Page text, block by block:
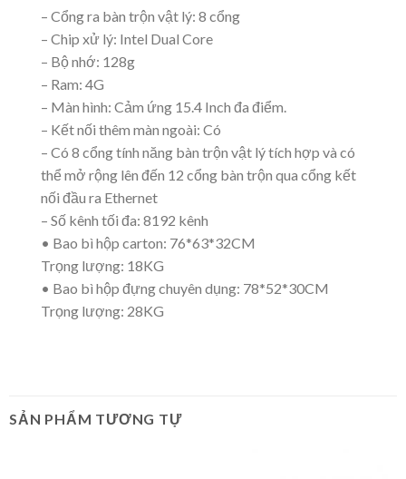
– Cổng ra bàn trộn vật lý: 8 cổng
– Chip xử lý: Intel Dual Core
– Bộ nhớ: 128g
– Ram: 4G
– Màn hình: Cảm ứng 15.4 Inch đa điểm.
– Kết nối thêm màn ngoài: Có
– Có 8 cổng tính năng bàn trộn vật lý tích hợp và có
thể mở rộng lên đến 12 cổng bàn trộn qua cổng kết
nối đầu ra Ethernet
– Số kênh tối đa: 8192 kênh
• Bao bì hộp carton: 76*63*32CM
Trọng lượng: 18KG
• Bao bì hộp đựng chuyên dụng: 78*52*30CM
Trọng lượng: 28KG
SẢN PHẨM TƯƠNG TỰ